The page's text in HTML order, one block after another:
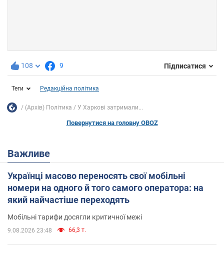
108 9 Підписатися
Теги Редакційна політика
(Архів) Політика У Харкові затримали...
Повернутися на головну OBOZ
Важливе
Українці масово переносять свої мобільні
номери на одного й того самого оператора: на
який найчастіше переходять
Мобільні тарифи досягли критичної межі
9.08.2026 23:48 66,3 т.